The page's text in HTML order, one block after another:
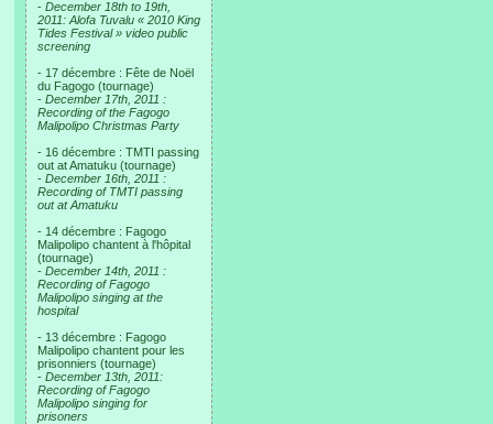
- December 18th to 19th,
2011: Alofa Tuvalu « 2010 King
Tides Festival » video public
screening
- 17 décembre : Fête de Noël
du Fagogo (tournage)
- December 17th, 2011 :
Recording of the Fagogo
Malipolipo Christmas Party
- 16 décembre : TMTI passing
out at Amatuku (tournage)
- December 16th, 2011 :
Recording of TMTI passing
out at Amatuku
- 14 décembre : Fagogo
Malipolipo chantent à l'hôpital
(tournage)
- December 14th, 2011 :
Recording of Fagogo
Malipolipo singing at the
hospital
- 13 décembre : Fagogo
Malipolipo chantent pour les
prisonniers (tournage)
- December 13th, 2011:
Recording of Fagogo
Malipolipo singing for
prisoners